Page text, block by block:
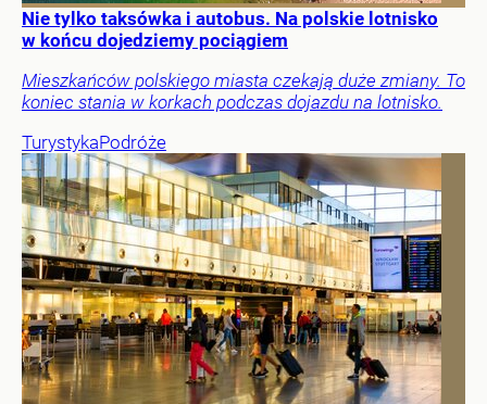
Nie tylko taksówka i autobus. Na polskie lotnisko
w końcu dojedziemy pociągiem
Mieszkańców polskiego miasta czekają duże zmiany. To
koniec stania w korkach podczas dojazdu na lotnisko.
TurystykaPodróże